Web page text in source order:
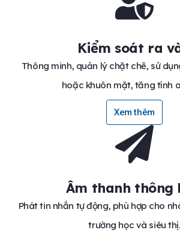
Kiểm soát ra
Thông minh, quản lý chặt chẽ, sử
hoặc khuôn mặt, tăng tính
Xem thêm
Âm thanh thông
Phát tin nhắn tự động, phù hợp cho
trường học và siêu thị.